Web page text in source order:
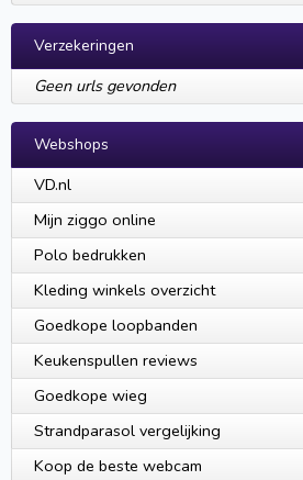
Verzekeringen
Geen urls gevonden
Webshops
VD.nl
Mijn ziggo online
Polo bedrukken
Kleding winkels overzicht
Goedkope loopbanden
Keukenspullen reviews
Goedkope wieg
Strandparasol vergelijking
Koop de beste webcam